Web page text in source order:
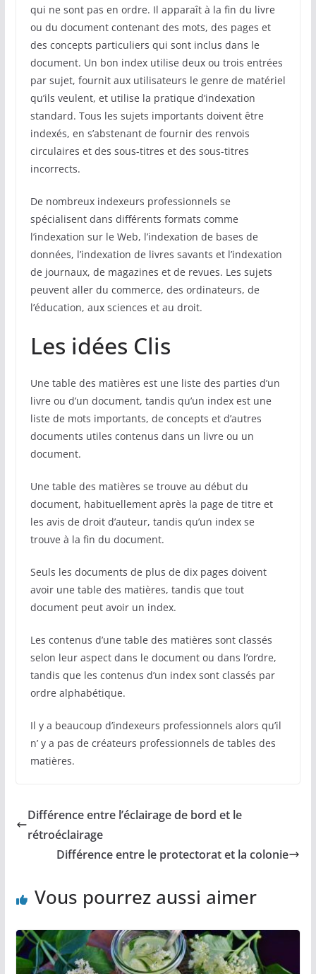
qui ne sont pas en ordre. Il apparaît à la fin du livre
ou du document contenant des mots, des pages et
des concepts particuliers qui sont inclus dans le
document. Un bon index utilise deux ou trois entrées
par sujet, fournit aux utilisateurs le genre de matériel
qu’ils veulent, et utilise la pratique d’indexation
standard. Tous les sujets importants doivent être
indexés, en s’abstenant de fournir des renvois
circulaires et des sous-titres et des sous-titres
incorrects.
De nombreux indexeurs professionnels se
spécialisent dans différents formats comme
l’indexation sur le Web, l’indexation de bases de
données, l’indexation de livres savants et l’indexation
de journaux, de magazines et de revues. Les sujets
peuvent aller du commerce, des ordinateurs, de
l’éducation, aux sciences et au droit.
Les idées Clis
Une table des matières est une liste des parties d’un
livre ou d’un document, tandis qu’un index est une
liste de mots importants, de concepts et d’autres
documents utiles contenus dans un livre ou un
document.
Une table des matières se trouve au début du
document, habituellement après la page de titre et
les avis de droit d’auteur, tandis qu’un index se
trouve à la fin du document.
Seuls les documents de plus de dix pages doivent
avoir une table des matières, tandis que tout
document peut avoir un index.
Les contenus d’une table des matières sont classés
selon leur aspect dans le document ou dans l’ordre,
tandis que les contenus d’un index sont classés par
ordre alphabétique.
Il y a beaucoup d’indexeurs professionnels alors qu’il
n’ y a pas de créateurs professionnels de tables des
matières.
Différence entre l’éclairage de bord et le
rétroéclairage
Différence entre le protectorat et la colonie
Vous pourrez aussi aimer